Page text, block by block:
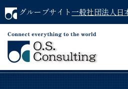
グループサイト 一般社団法人日